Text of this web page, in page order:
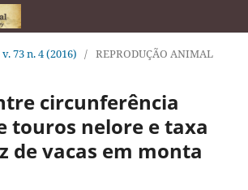
v. 73 n. 4 (2016) / REPRODUÇÃO ANIMAL
circunferência
touros nelore e taxa
de vacas em monta